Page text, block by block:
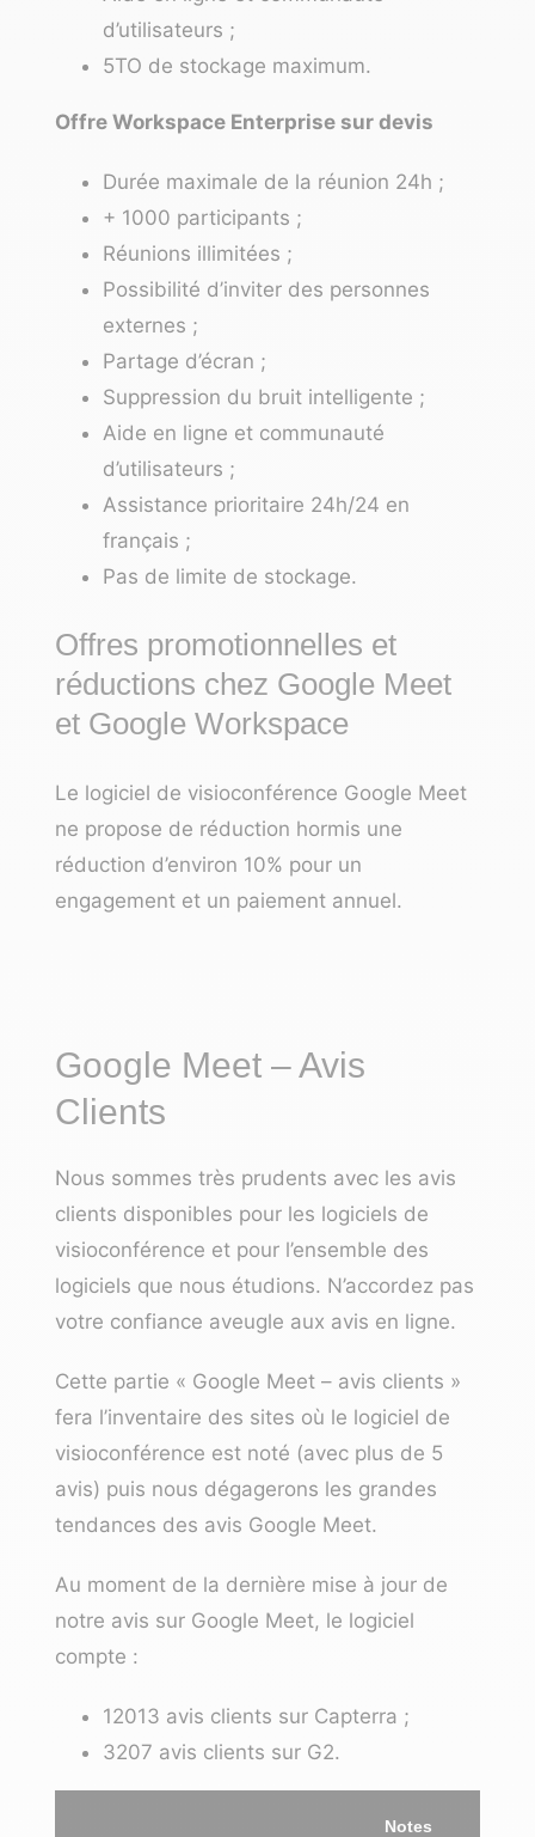
d’utilisateurs ;
5TO de stockage maximum.
Offre Workspace Enterprise sur devis
Durée maximale de la réunion 24h ;
+ 1000 participants ;
Réunions illimitées ;
Possibilité d’inviter des personnes
externes ;
Partage d’écran ;
Suppression du bruit intelligente ;
Aide en ligne et communauté
d’utilisateurs ;
Assistance prioritaire 24h/24 en
français ;
Pas de limite de stockage.
Offres promotionnelles et
réductions chez Google Meet
et Google Workspace
Le logiciel de visioconférence Google Meet
ne propose de réduction hormis une
réduction d’environ 10% pour un
engagement et un paiement annuel.
Google Meet – Avis
Clients
Nous sommes très prudents avec les avis
clients disponibles pour les logiciels de
visioconférence et pour l’ensemble des
logiciels que nous étudions. N’accordez pas
votre confiance aveugle aux avis en ligne.
Cette partie « Google Meet – avis clients »
fera l’inventaire des sites où le logiciel de
visioconférence est noté (avec plus de 5
avis) puis nous dégagerons les grandes
tendances des avis Google Meet.
Au moment de la dernière mise à jour de
notre avis sur Google Meet, le logiciel
compte :
12013 avis clients sur Capterra ;
3207 avis clients sur G2.
Notes